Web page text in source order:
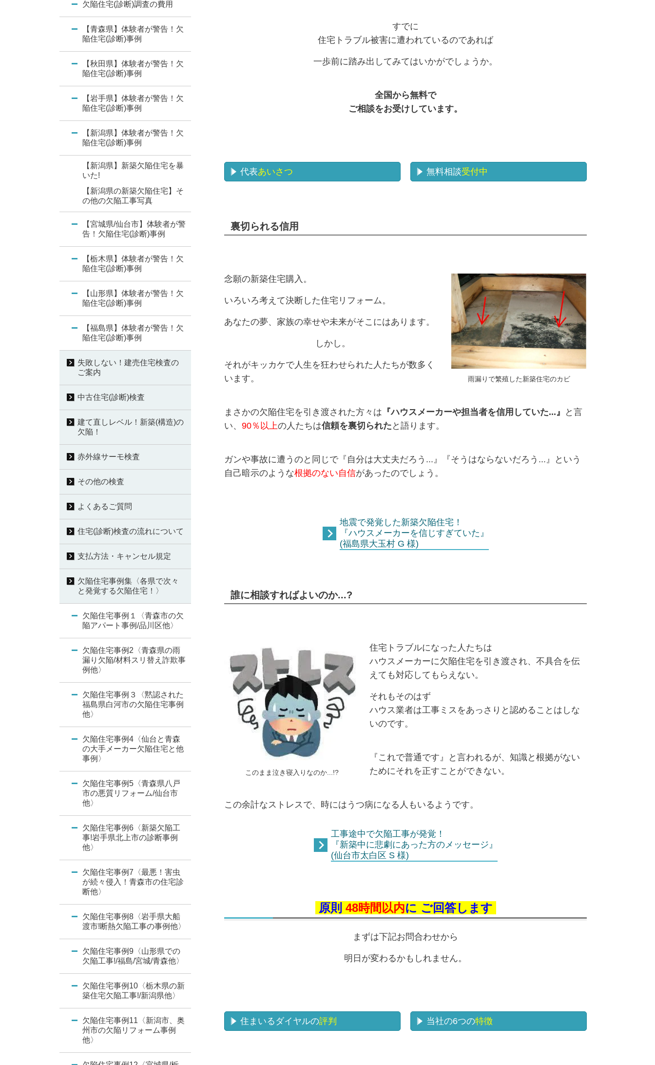
すでに
住宅トラブル被害に遭われているのであれば
一歩前に踏み出してみてはいかがでしょうか。
全国から無料で
ご相談をお受けしています。
代表あいさつ 無料相談受付中
裏切られる信用
雨漏りで繁殖した新築住宅のカビ
念願の新築住宅購入。
いろいろ考えて決断した住宅リフォーム。
あなたの夢、家族の幸せや未来がそこにはあります。
しかし。
それがキッカケで人生を狂わせられた人たちが数多く
います。
まさかの欠陥住宅を引き渡された方々は 『ハウスメーカーや担当者を信用していた...』
と言
い、 90％以上の人たちは信頼を裏切られた と語ります。
ガンや事故に遭うのと同じで『自分は大丈夫だろう...』 『そうはならないだろう...』
という
自己暗示のような根拠のない自信があったのでしょう。
地震で発覚した新築欠陥住宅！
『ハウスメーカーを信じすぎていた』
(福島県大玉村 G 様)
誰に相談すればよいのか...?
このまま泣き寝入りなのか...!?
住宅トラブルになった人たちは
ハウスメーカーに欠陥住宅を引き渡され、不具合を伝
えても対応してもらえない。
それもそのはず
ハウス業者は工事ミスをあっさりと認めることはしな
いのです。
『これで普通です』と言われるが、知識と根拠がない
ためにそれを正すことができない。
この余計なストレスで、時にはうつ病になる人もいるようです。
工事途中で欠陥工事が発覚！
『新築中に悲劇にあった方のメッセージ』
(仙台市太白区 S 様)
原則 48時間以内に ご回答します
まずは下記お問合わせから
明日が変わるかもしれません。
住まいるダイヤルの評判 当社の6つの特徴
欠陥住宅(診断)調査の費用
【青森県】体験者が警告！欠
陥住宅(診断)事例
【秋田県】体験者が警告！欠
陥住宅(診断)事例
【岩手県】体験者が警告！欠
陥住宅(診断)事例
【新潟県】体験者が警告！欠
陥住宅(診断)事例
【新潟県】新築欠陥住宅を暴
いた!
【新潟県の新築欠陥住宅】そ
の他の欠陥工事写真
【宮城県/仙台市】体験者が警
告！欠陥住宅(診断)事例
【栃木県】体験者が警告！欠
陥住宅(診断)事例
【山形県】体験者が警告！欠
陥住宅(診断)事例
【福島県】体験者が警告！欠
陥住宅(診断)事例
失敗しない！建売住宅検査の
ご案内
中古住宅(診断)検査
建て直しレベル！新築(構造)の
欠陥！
赤外線サーモ検査
その他の検査
よくあるご質問
住宅(診断)検査の流れについて
支払方法・キャンセル規定
欠陥住宅事例集〈各県で次々
と発覚する欠陥住宅！〉
欠陥住宅事例１〈青森市の欠
陥アパート事例/品川区他〉
欠陥住宅事例2〈青森県の雨
漏り欠陥/材料スリ替え詐欺事
例他〉
欠陥住宅事例３〈黙認された
福島県白河市の欠陥住宅事例
他〉
欠陥住宅事例4〈仙台と青森
の大手メーカー欠陥住宅と他
事例〉
欠陥住宅事例5〈青森県八戸
市の悪質リフォーム/仙台市
他〉
欠陥住宅事例6〈新築欠陥工
事!岩手県北上市の診断事例
他〉
欠陥住宅事例7〈最悪！害虫
が続々侵入！青森市の住宅診
断他〉
欠陥住宅事例8〈岩手県大船
渡市!断熱欠陥工事の事例他〉
欠陥住宅事例9〈山形県での
欠陥工事!/福島/宮城/青森他〉
欠陥住宅事例10〈栃木県の新
築住宅欠陥工事!/新潟県他〉
欠陥住宅事例11〈新潟市、奥
州市の欠陥リフォーム事例
他〉